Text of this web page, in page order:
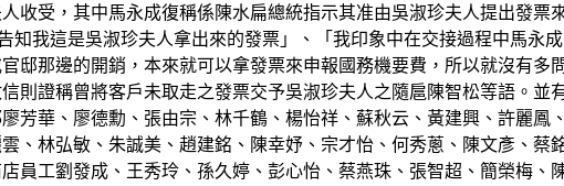
收受，其中馬永成復稱係陳水扁總統指示其准由吳淑珍夫人提出發票
我這是吳淑珍夫人拿出來的發票」、「我印象中在交接過程中馬永
邸那邊的開銷，本來就可以拿發票來申報國務機要費，所以就沒有多
則證稱曾將客戶未取走之發票交予吳淑珍夫人之隨扈陳智松等語。並
芳華、廖德勳、張由宗、林千鶴、楊怡祥、蘇秋云、黃建興、許麗鳳
、林弘敏、朱誠美、趙建銘、陳幸妤、宗才怡、何秀蔥、陳文彥、蔡
員工劉發成、王秀玲、孫久婷、彭心怡、蔡燕珠、張智超、簡榮梅、